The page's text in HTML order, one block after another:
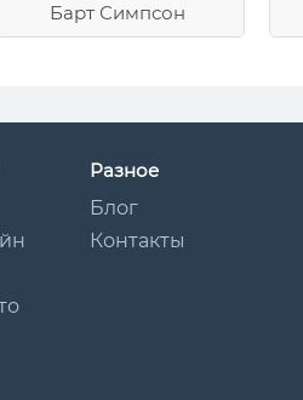
Барт Симпсон
Разное
Блог
Контакты